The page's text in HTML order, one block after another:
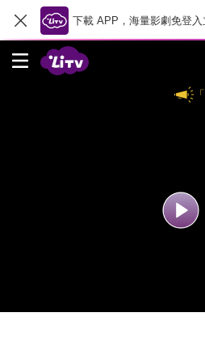
下載 APP，海量影劇免登入